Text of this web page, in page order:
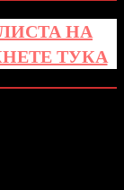
НА
ТУКА